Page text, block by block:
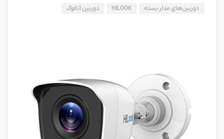
دوربین‌های مدار بسته HILOOK دوربین آنالوگ